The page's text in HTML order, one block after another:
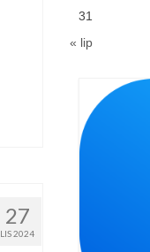
27
LIS 2024
31
« lip